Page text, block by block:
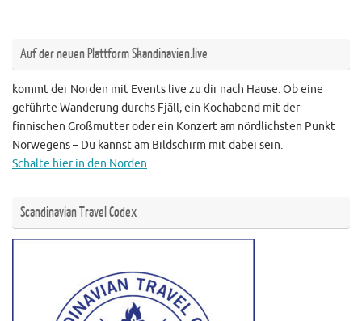
Auf der neuen Plattform Skandinavien.live
kommt der Norden mit Events live zu dir nach Hause. Ob eine
geführte Wanderung durchs Fjäll, ein Kochabend mit der
finnischen Großmutter oder ein Konzert am nördlichsten Punkt
Norwegens – Du kannst am Bildschirm mit dabei sein.
Schalte hier in den Norden
Scandinavian Travel Codex